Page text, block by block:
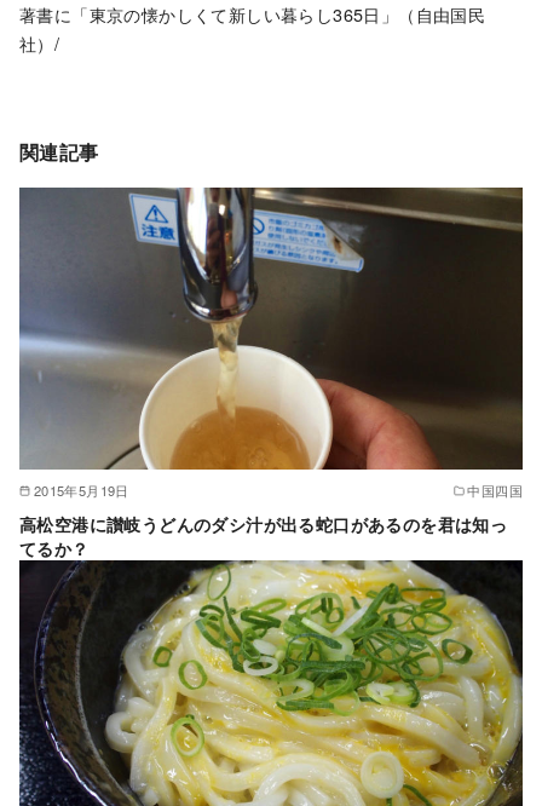
著書に「東京の懐かしくて新しい暮らし365日」（自由国民
社）/
関連記事
2015年5月19日 中国四国
高松空港に讃岐うどんのダシ汁が出る蛇口があるのを君は知っ
てるか？